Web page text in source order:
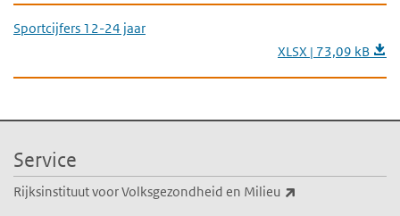
Sportcijfers 12-24 jaar
XLSX | 73,09 kB
Service
Rijksinstituut voor Volksgezondheid en Milieu